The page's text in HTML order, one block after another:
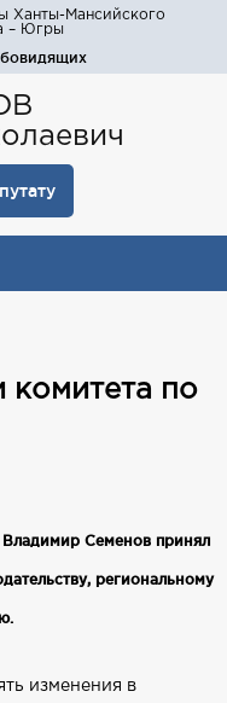
Ханты-Мансийского
– Югры
комитета по
Семенов принял
региональному
изменения в